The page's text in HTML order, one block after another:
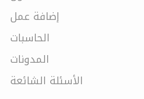
إضافة عمل
الحاسبات
المدونات
الأسئلة الشائعة